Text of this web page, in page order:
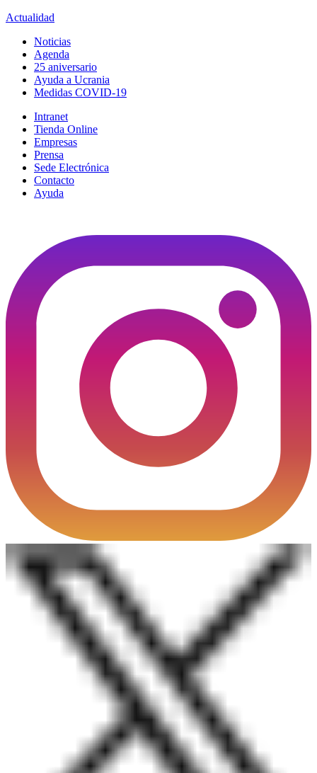
Actualidad
Noticias
Agenda
25 aniversario
Ayuda a Ucrania
Medidas COVID-19
Intranet
Tienda Online
Empresas
Prensa
Sede Electrónica
Contacto
Ayuda